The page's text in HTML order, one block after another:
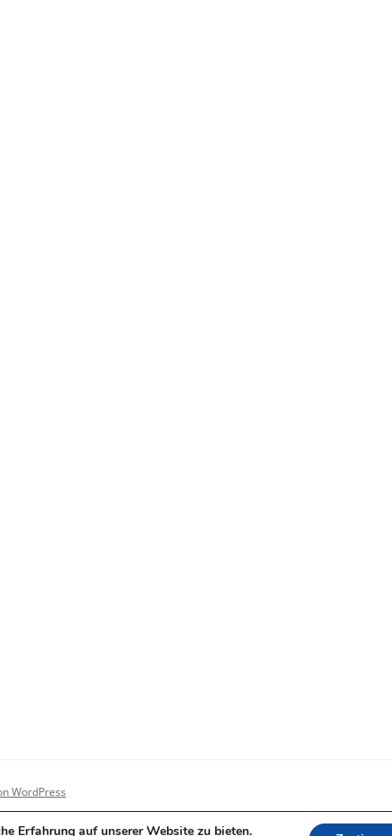
WordPress
Erfahrung auf unserer Website zu bieten.